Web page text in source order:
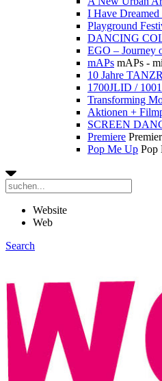
I Have
Playground
DANCING
EGO – Journey
mAPs mAPs -
10 Jahre
1700JLID /
Transforming
Aktionen +
SCREEN
Premiere
Pop Me Up Pop
Website
Web
Search